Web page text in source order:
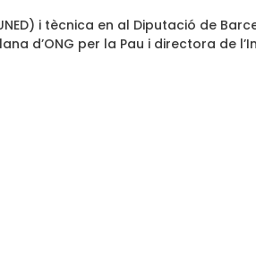
i tècnica en al Diputació de
d’ONG per la Pau i directora de